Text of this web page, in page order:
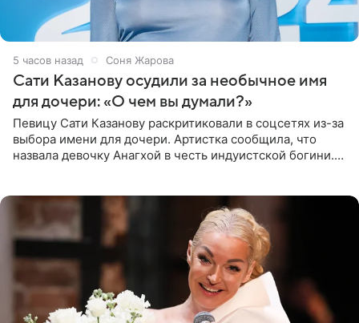
5 часов назад Соня Жарова
Сати Казанову осудили за необычное имя
для дочери: «О чем вы думали?»
Певицу Сати Казанову раскритиковали в соцсетях из-за
выбора имени для дочери. Артистка сообщила, что
назвала девочку Анагхой в честь индуистской богини.